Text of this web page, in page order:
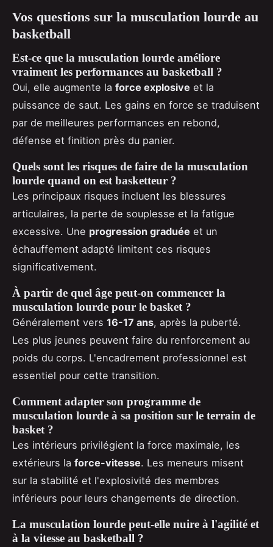
Vos questions sur la musculation lourde au
basketball
Est-ce que la musculation lourde améliore
vraiment les performances au basketball ?
Oui, elle augmente la force explosive et la
puissance de saut. Les gains en force se traduisent
par de meilleures performances en rebond,
défense et finition près du panier.
Quels sont les risques de faire de la musculation
lourde quand on est basketteur ?
Les principaux risques incluent les blessures
articulaires, la perte de souplesse et la fatigue
excessive. Une progression graduée et un
échauffement adapté limitent ces risques
significativement.
À partir de quel âge peut-on commencer la
musculation lourde pour le basket ?
Généralement vers 16-17 ans, après la puberté.
Les plus jeunes peuvent faire du renforcement au
poids du corps. L'encadrement professionnel est
essentiel pour cette transition.
Comment adapter son programme de
musculation lourde à sa position sur le terrain de
basket ?
Les intérieurs privilégient la force maximale, les
extérieurs la force-vitesse. Les meneurs misent
sur la stabilité et l'explosivité des membres
inférieurs pour leurs changements de direction.
La musculation lourde peut-elle nuire à l'agilité et
à la vitesse au basketball ?